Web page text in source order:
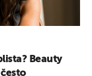
Beauty